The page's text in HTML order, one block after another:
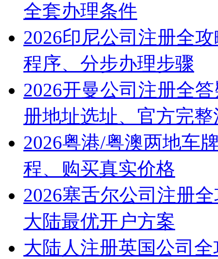
全套办理条件
2026印尼公司注册全
程序、分步办理步骤
2026开曼公司注册全
册地址选址、官方完
2026粤港/粤澳两地车
程、购买真实价格
2026塞舌尔公司注册
大陆最优开户方案
大陆人注册英国公司